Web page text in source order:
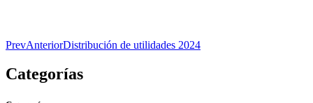
PrevAnteriorDistribución de utilidades 2024
Categorías